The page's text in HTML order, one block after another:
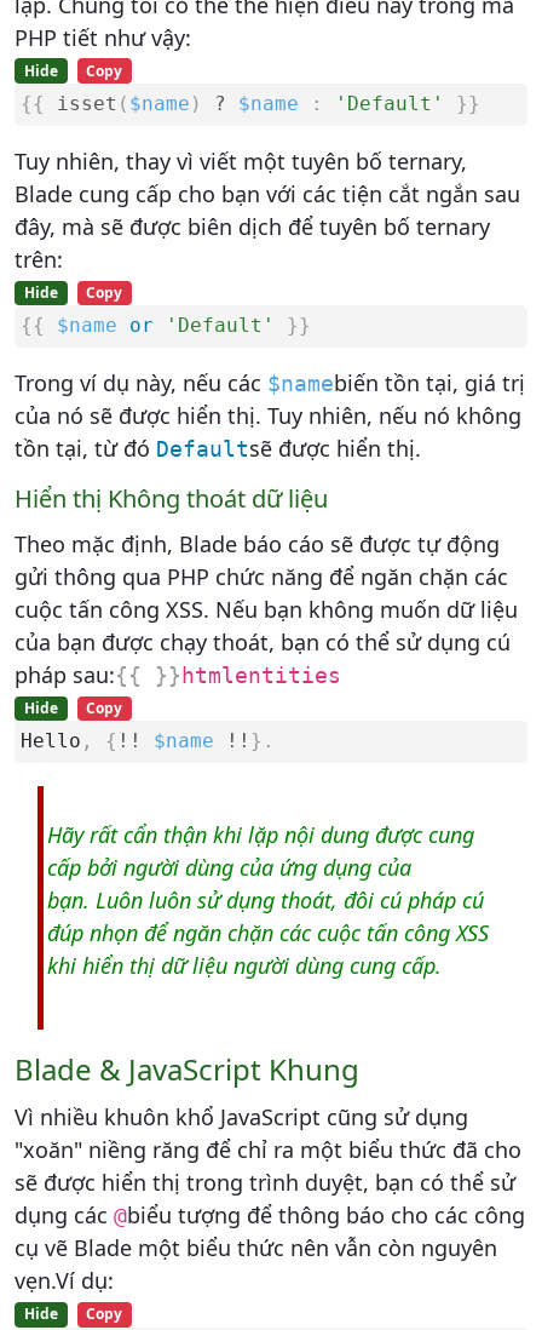
PHP tiết như vậy:
Hide Copy
{{ isset ( $name ) ? $name : 'Default' }}
Tuy nhiên, thay vì viết một tuyên bố ternary,
Blade cung cấp cho bạn với các tiện cắt ngắn sau
đây, mà sẽ được biên dịch để tuyên bố ternary
trên:
Hide Copy
{{ $name or 'Default' }}
Trong ví dụ này, nếu các $namebiến tồn tại, giá trị
của nó sẽ được hiển thị. Tuy nhiên, nếu nó không
tồn tại, từ đó Defaultsẽ được hiển thị.
Hiển thị Không thoát dữ liệu
Theo mặc định, Blade báo cáo sẽ được tự động
gửi thông qua PHP chức năng để ngăn chặn các
cuộc tấn công XSS. Nếu bạn không muốn dữ liệu
của bạn được chạy thoát, bạn có thể sử dụng cú
pháp sau:{{ }} htmlentities
Hide Copy
Hello , { ! ! $name ! ! } .
Hãy rất cẩn thận khi lặp nội dung được cung
cấp bởi người dùng của ứng dụng của
bạn. Luôn luôn sử dụng thoát, đôi cú pháp cú
đúp nhọn để ngăn chặn các cuộc tấn công XSS
khi hiển thị dữ liệu người dùng cung cấp.
Blade & JavaScript Khung
Vì nhiều khuôn khổ JavaScript cũng sử dụng
"xoăn" niềng răng để chỉ ra một biểu thức đã cho
sẽ được hiển thị trong trình duyệt, bạn có thể sử
dụng các @biểu tượng để thông báo cho các công
cụ vẽ Blade một biểu thức nên vẫn còn nguyên
vẹn.Ví dụ:
Hide Copy